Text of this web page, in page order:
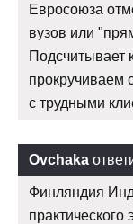
Евросоюза
вузов или
Подсчитывает
прокручиваем
с трудными
Ovchaka
Финляндия